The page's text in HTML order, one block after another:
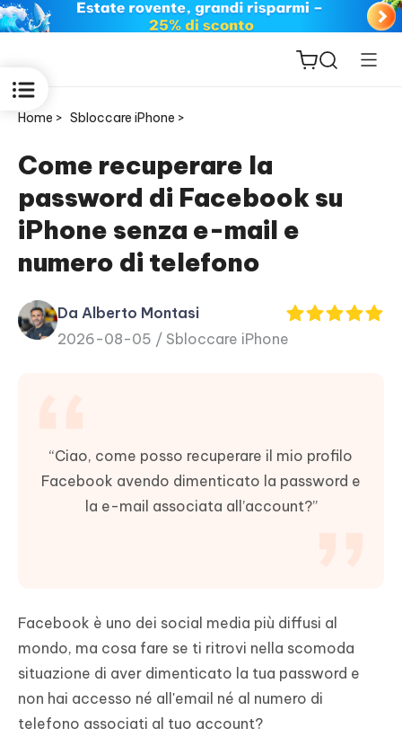
ReiBoot
for iOS
PDF
Editor
New
Home > Sbloccare iPhone >
Come recuperare la
password di Facebook su
iPhone senza e-mail e
numero di telefono
Da Alberto Montasi
2026-08-05 / Sbloccare iPhone
“Ciao, come posso recuperare il mio profilo
Facebook avendo dimenticato la password e
la e-mail associata all’account?”
Facebook è uno dei social media più diffusi al
mondo, ma cosa fare se ti ritrovi nella scomoda
situazione di aver dimenticato la tua password e
non hai accesso né all'email né al numero di
telefono associati al tuo account?